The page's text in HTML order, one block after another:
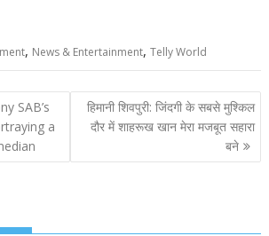
, News & Entertainment,Telly World
SAB’s
a
हिमानी शिवपुरी: जिंदगी के सबसे मुश्किल
दौर में शाहरूख खान मेरा मजबूत सहारा
बने